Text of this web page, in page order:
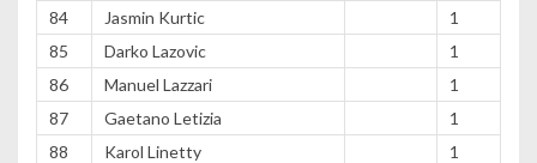
84
Jasmin Kurtic
1
85
Darko Lazovic
1
86
Manuel Lazzari
1
87
Gaetano Letizia
1
88
Karol Linetty 1